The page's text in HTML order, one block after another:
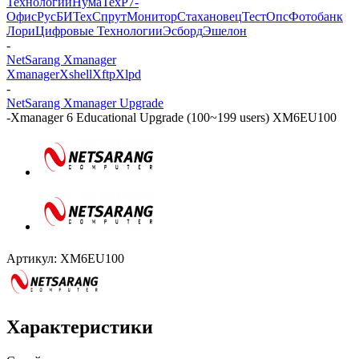
ОфисРусБИТехСпрутМониторСтахановецТестОпсФотобанк
ЛориЦифровые ТехнологииЭсбордЭшелон
-
NetSarang Xmanager
XmanagerXshellXftpXlpd
-
NetSarang Xmanager Upgrade
-Xmanager 6 Educational Upgrade (100~199 users) XM6EU100
Артикул: XM6EU100
Характеристики